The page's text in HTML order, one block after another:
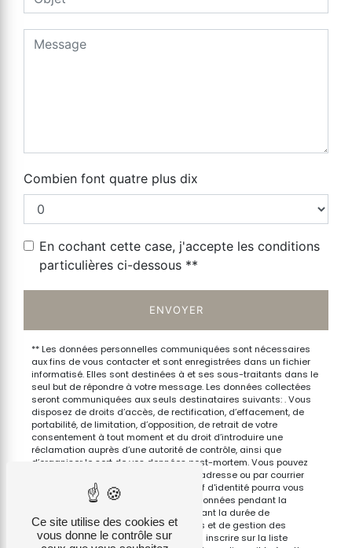
Combien font quatre plus dix
En cochant cette case, j'accepte les conditions
particulières ci-dessous **
ENVOYER
** Les données personnelles communiquées sont nécessaires
aux fins de vous contacter et sont enregistrées dans un fichier
informatisé. Elles sont destinées à et ses sous-traitants dans le
seul but de répondre à votre message. Les données collectées
seront communiquées aux seuls destinataires suivants: . Vous
disposez de droits d’accès, de rectification, d’effacement, de
portabilité, de limitation, d’opposition, de retrait de votre
consentement à tout moment et du droit d’introduire une
réclamation auprès d’une autorité de contrôle, ainsi que
d’organiser le sort de vos données post-mortem. Vous pouvez
exercer ces droits par voie postale à l'adresse ou par courrier
électronique à l'adresse . Un justificatif d'identité pourra vous
être demandé. Nous conservons vos données pendant la
période de prise de contact puis pendant la durée de
prescription légale aux fins probatoires et de gestion des
contentieux. Vous avez le droit de vous inscrire sur la liste
Ce site utilise des cookies et
vous donne le contrôle sur